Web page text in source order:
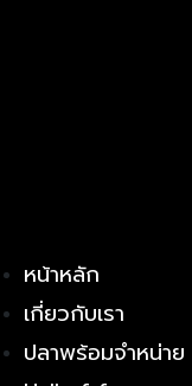
หน้าหลัก
เกี่ยวกับเรา
ปลาพร้อมจำหน่าย